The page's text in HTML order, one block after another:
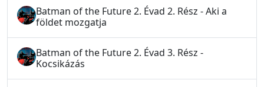
Batman of the Future 2. Évad 2. Rész - Aki a
földet mozgatja
Batman of the Future 2. Évad 3. Rész -
Kocsikázás